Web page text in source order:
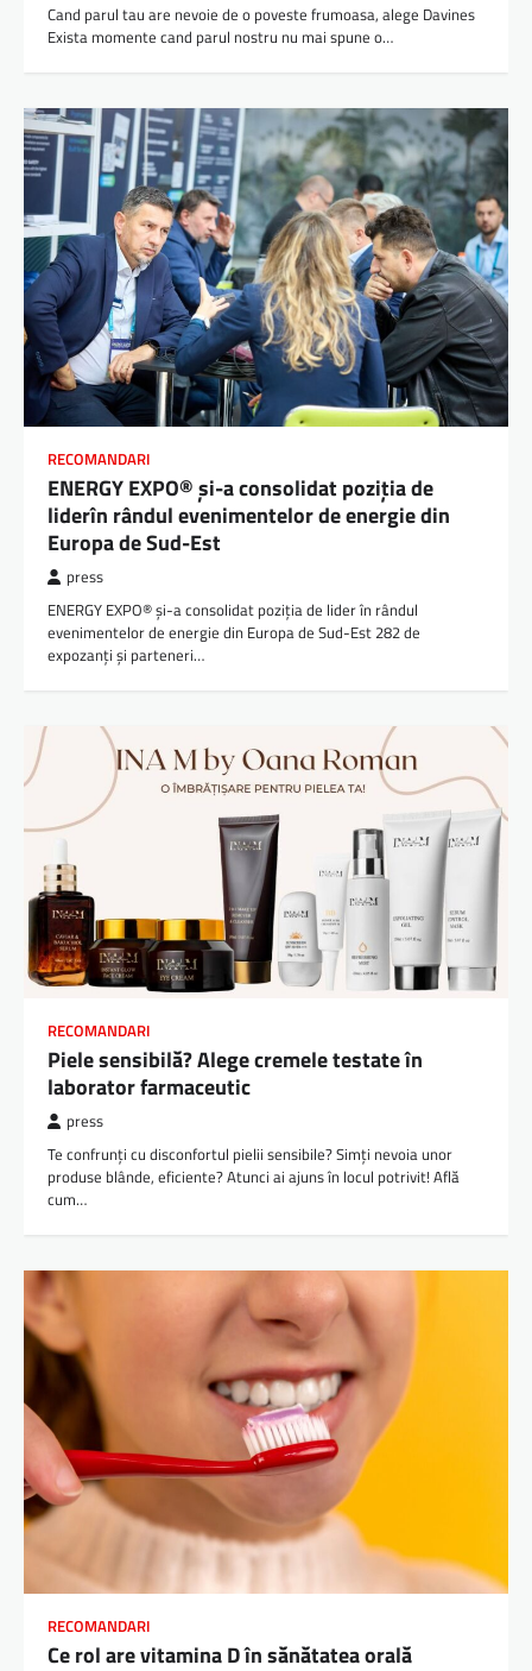
Cand parul tau are nevoie de o poveste frumoasa, alege Davines
Exista momente cand parul nostru nu mai spune o…
RECOMANDARI
ENERGY EXPO® și-a consolidat poziția de
liderîn rândul evenimentelor de energie din
Europa de Sud-Est
press
ENERGY EXPO® și-a consolidat poziția de lider în rândul
evenimentelor de energie din Europa de Sud-Est 282 de
expozanți și parteneri…
RECOMANDARI
Piele sensibilă? Alege cremele testate în
laborator farmaceutic
press
Te confrunți cu disconfortul pielii sensibile? Simți nevoia unor
produse blânde, eficiente? Atunci ai ajuns în locul potrivit! Află
cum…
RECOMANDARI
Ce rol are vitamina D în sănătatea orală